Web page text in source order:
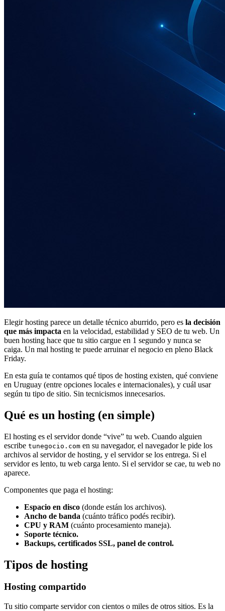
Elegir hosting parece un detalle técnico aburrido, pero es la decisión
que más impacta en la velocidad, estabilidad y SEO de tu web. Un
buen hosting hace que tu sitio cargue en 1 segundo y nunca se
caiga. Un mal hosting te puede arruinar el negocio en pleno Black
Friday.
En esta guía te contamos qué tipos de hosting existen, qué conviene
en Uruguay (entre opciones locales e internacionales), y cuál usar
según tu tipo de sitio. Sin tecnicismos innecesarios.
Qué es un hosting (en simple)
El hosting es el servidor donde “vive” tu web. Cuando alguien
escribe tunegocio.com en su navegador, el navegador le pide los
archivos al servidor de hosting, y el servidor se los entrega. Si el
servidor es lento, tu web carga lento. Si el servidor se cae, tu web no
aparece.
Componentes que paga el hosting:
Espacio en disco (donde están los archivos).
Ancho de banda (cuánto tráfico podés recibir).
CPU y RAM (cuánto procesamiento maneja).
Soporte técnico.
Backups, certificados SSL, panel de control.
Tipos de hosting
Hosting compartido
Tu sitio comparte servidor con cientos o miles de otros sitios. Es la